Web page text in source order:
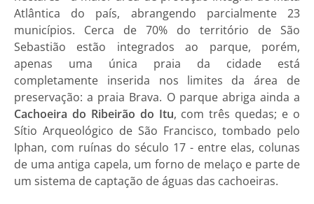
Atlântica do país, abrangendo parcialmente 23
municípios. Cerca de 70% do território de São
Sebastião estão integrados ao parque, porém,
apenas uma única praia da cidade está
completamente inserida nos limites da área de
preservação: a praia Brava. O parque abriga ainda a
Cachoeira do Ribeirão do Itu, com três quedas; e o
Sítio Arqueológico de São Francisco, tombado pelo
Iphan, com ruínas do século 17 - entre elas, colunas
de uma antiga capela, um forno de melaço e parte de
um sistema de captação de águas das cachoeiras.